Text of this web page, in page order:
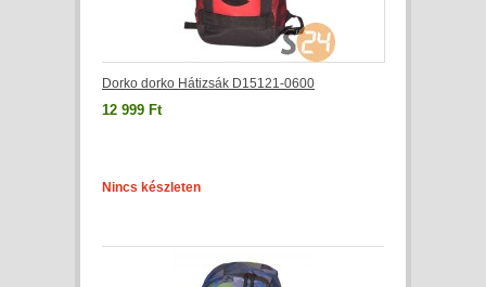
Dorko dorko Hátizsák D15121-0600
12 999 Ft
Nincs készleten